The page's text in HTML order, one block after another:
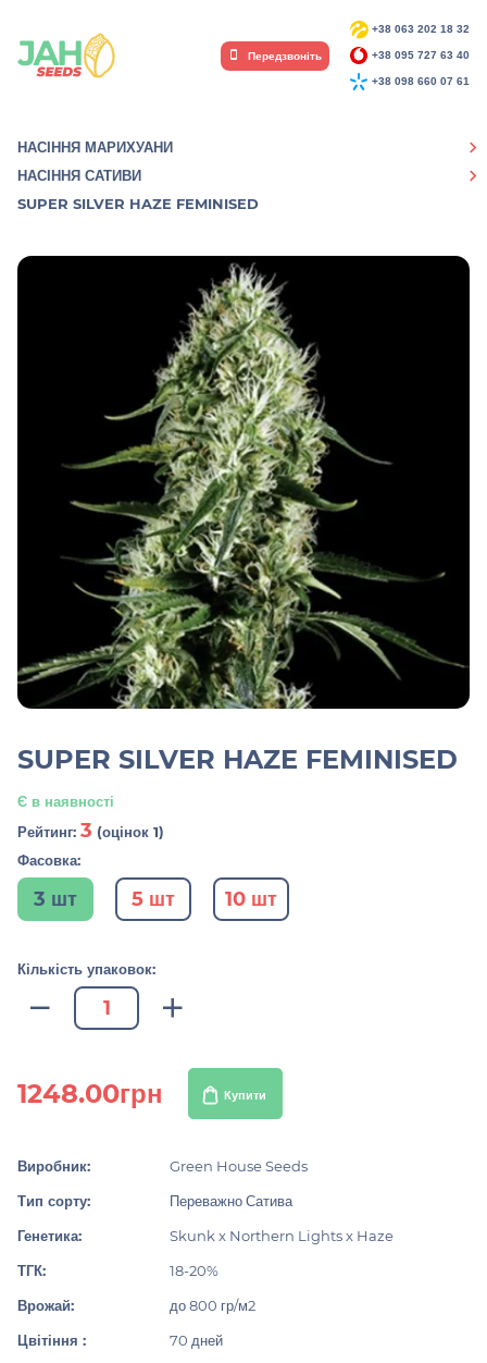
+38 063 202 18 32
+38 095 727 63 40
+38 098 660 07 61
Передзвоніть
НАСІННЯ МАРИХУАНИ
НАСІННЯ САТИВИ
SUPER SILVER HAZE FEMINISED
SUPER SILVER HAZE FEMINISED
Є в наявності
Рейтинг: 3 (оцінок 1)
Фасовка:
3 шт 5 шт 10 шт
Кількість упаковок:
1248.00грн Купити
Виробник:
Green House Seeds
Тип сорту:
Переважно Сатива
Генетика:
Skunk x Northern Lights x Haze
ТГК:
18-20%
Врожай:
до 800 гр/м2
Цвітіння :
70 дней